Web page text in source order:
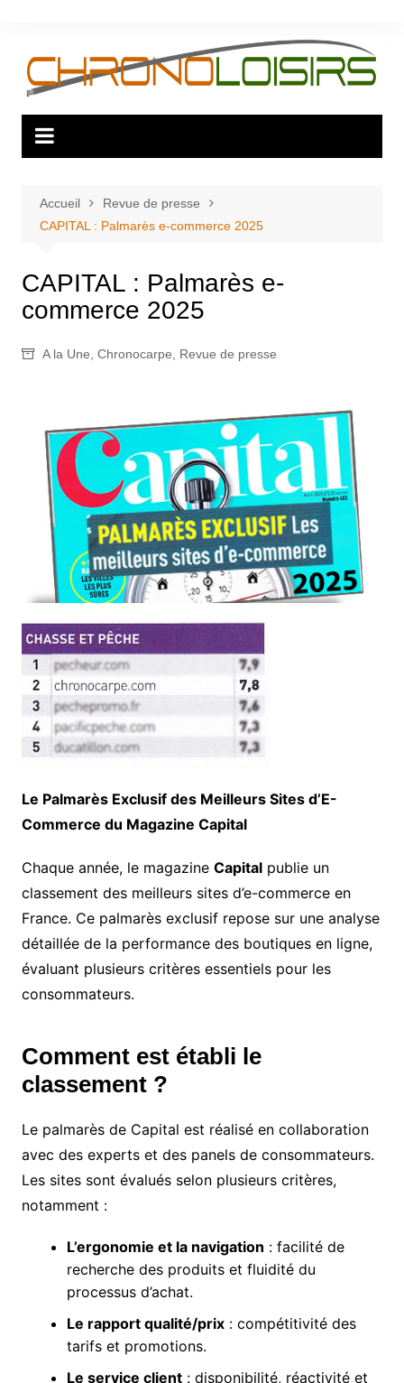
contenu
Accueil
Revue de presse
CAPITAL : Palmarès e-commerce 2025
CAPITAL : Palmarès e-
commerce 2025
A la Une Chronocarpe Revue de presse
Le Palmarès Exclusif des Meilleurs Sites d’E-
Commerce du Magazine Capital
Chaque année, le magazine Capitalpublie un
classement des meilleurs sites d’e-commerce en
France. Ce palmarès exclusif repose sur une analyse
détaillée de la performance des boutiques en ligne,
évaluant plusieurs critères essentiels pour les
consommateurs.
Comment est établi le
classement ?
Le palmarès de Capital est réalisé en collaboration
avec des experts et des panels de consommateurs.
Les sites sont évalués selon plusieurs critères,
notamment :
L’ergonomie et la navigation : facilité de
recherche des produits et fluidité du
processus d’achat.
Le rapport qualité/prix: compétitivité des
tarifs et promotions.
Le service client: disponibilité, réactivité et